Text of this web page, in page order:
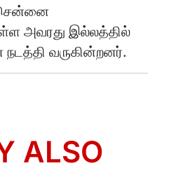
அவரது இல்லத்தில்
வருகின்றனர்.
ALSO